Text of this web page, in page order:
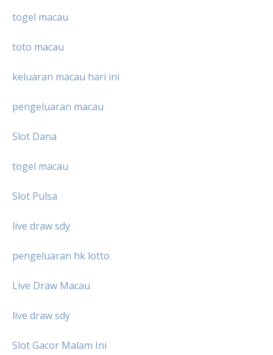
togel macau
toto macau
keluaran macau hari ini
pengeluaran macau
Slot Dana
togel macau
Slot Pulsa
live draw sdy
pengeluaran hk lotto
Live Draw Macau
live draw sdy
Slot Gacor Malam Ini